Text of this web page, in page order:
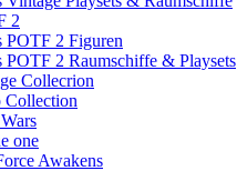
2
POTF 2 Figuren
POTF 2 Raumschiffe & Playsets
Collecrion
Collection
one
Awakens